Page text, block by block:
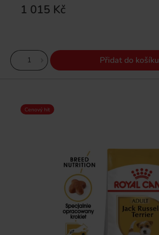
1 015 Kč
Přidat do košíku
Cenový hit